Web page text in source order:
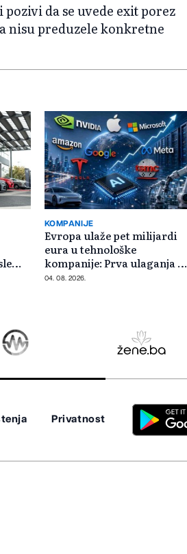
da se uvede exit porez
nisu preduzele konkretne
KOMPANIJE
Evropa ulaže pet milijardi
eura u tehnološke
kompanije: Prva ulaganja na
jesen
04. 08. 2026.
Privatnost